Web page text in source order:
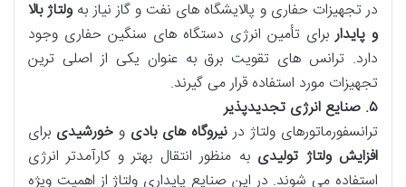
در تجهیزات حفاری و پالایشگاه های نفت و گاز نیاز بهولتاژ بالا
و پایداربرای تأمین انرژی دستگاه های سنگین حفاری وجود
دارد. ترانس های تقویت برق به عنوان یکی از اصلی ترین
تجهیزات مورد استفاده قرار می گیرند.
۵. صنایع انرژی تجدیدپذیر
ترانسفورماتورهای ولتاژ درنیروگاه های بادی و خورشیدی برای
افزایش ولتاژ تولیدی به منظور انتقال بهتر و کارآمدتر انرژی
استفاده می شوند. در این صنایع پایداری ولتاژ از اهمیت ویژه